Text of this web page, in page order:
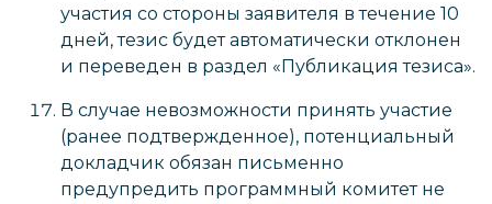
участия со стороны заявителя в течение 10
дней, тезис будет автоматически отклонен
и переведен в раздел «Публикация тезиса».
В случае невозможности принять участие
(ранее подтвержденное), потенциальный
докладчик обязан письменно
предупредить программный комитет не